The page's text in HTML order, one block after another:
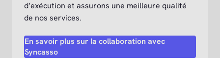
d’exécution et assurons une meilleure qualité
de nos services.
En savoir plus sur la collaboration avec
Syncasso